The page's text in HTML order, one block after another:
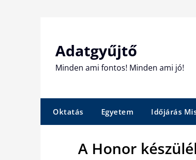
Adatgyűjtő
Minden ami fontos! Minden ami jó!
Oktatás Egyetem Időjárás
A Honor